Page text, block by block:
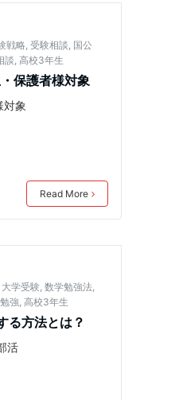
戦略 ,受験相談 国公
談 ,高校3年生
保護者様対象
対象
Read More
大学受験 ,数学勉強法
強 ,高校3年生
る方法とは？
活